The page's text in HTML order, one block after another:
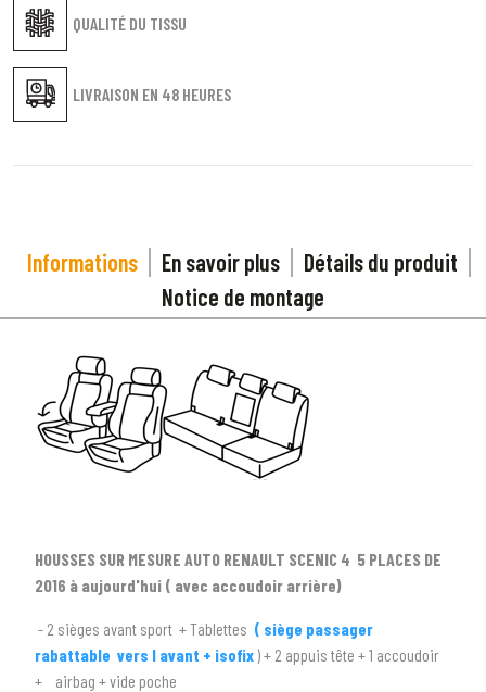
SÉLECTIONNEZ LE TYPE DE VOTRE VÉHICULE
QUALITÉ DU TISSU
LIVRAISON EN 48 HEURES
Informations En savoir plus
Détails du produit
Notice de montage
HOUSSES SUR MESURE AUTO RENAULT SCENIC 4 5 PLACES DE
2016 à aujourd'hui ( avec accoudoir arrière)
- 2 sièges avant sport + Tablettes ( siège passager
rabattable vers l avant + isofix ) + 2 appuis tête + 1 accoudoir
+ airbag + vide poche